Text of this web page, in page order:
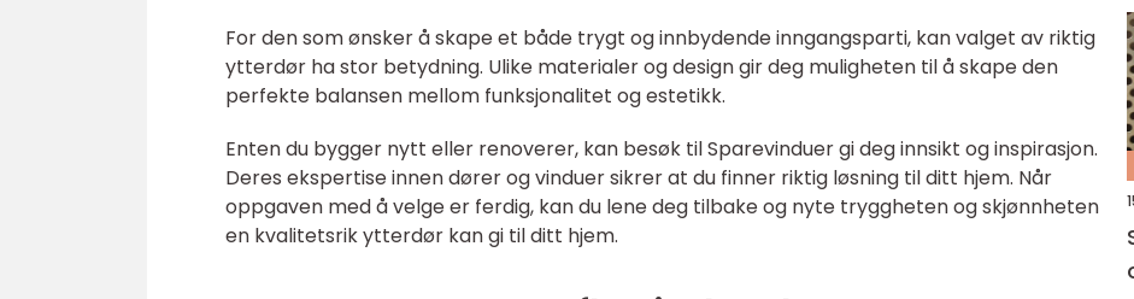
For den som ønsker å skape et både trygt og innbydende inngangsparti, kan valget av riktig
ytterdør ha stor betydning. Ulike materialer og design gir deg muligheten til å skape den
perfekte balansen mellom funksjonalitet og estetikk.
Enten du bygger nytt eller renoverer, kan besøk til Sparevinduer gi deg innsikt og inspirasjon.
Deres ekspertise innen dører og vinduer sikrer at du finner riktig løsning til ditt hjem. Når
oppgaven med å velge er ferdig, kan du lene deg tilbake og nyte tryggheten og skjønnheten
en kvalitetsrik ytterdør kan gi til ditt hjem.